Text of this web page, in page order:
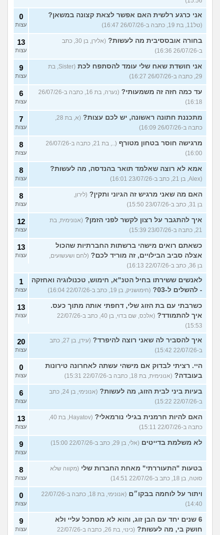
אני כרגע רלשית האם אפשר לצאת קצונה במשאן?
(טל11, בת 19, כתבה ב-26/07/26 16:47)
0
עצות
בחורה אובססיבית מה לעשות?
(אלירן, בן 30, כתב
ב-26/07/26 16:36)
13
עצות
אני חושדת שאח שלי עומד להסתפח לכת
(Sister, בת
29, כתבה ב-26/07/26 16:27)
9
עצות
עד כמה חזה זה משמעותי?
(נערה, בת 16, כתבה ב-26/07/26
16:18)
6
עצות
מתכננת חתונה ראשונה, יש לכם עצות?
(א, בת 28,
כתבה ב-26/07/26 16:09)
7
עצות
מרגישה חוסר בטחון מטורף
(.., בת 21, כתבה ב-26/07/26
16:00)
8
עצות
אמא לא רוצה שאלמד תואר בהנדסה, מה לעשות?
(Alex, בן 21, כתב ב-23/07/26 16:01)
8
עצות
האם מה שאני מרגיש זה הגיוני ותקין? (לירון,
בן 31, כתב ב-23/07/26 15:50)
8
עצות
איך להתגבר על רצון לקשר לפני הזמן? (אנונימית, בת
21, כתבה ב-23/07/26 15:39)
12
עצות
כשאתם רואים מישהי ברשתות החברתיות שהכול
אצלה סביב הבילויים, זה מוריד לכם? (לחם ושעשועים,
בן 36, כתב ב-22/07/26 16:13)
13
עצות
לאנשים ששירתו בחיל הטנ"א, חימוש, טכנולוגיה ואחזקה
- להשלים ל-03?
(חימושניק, בן 19, כתב ב-22/07/26 16:04)
1
עצות
כשרבתי עם בת הזוג שלי, דחפתי אותה מתוך כעס.
איך להתמודד?
(אלכס, שם בדוי, בן 40, כתב ב-22/07/26
15:53)
13
עצות
איך להסביר לה שאני רוצה להיפרד?
(עידן, בן 27, כתב
ב-22/07/26 15:42)
20
עצות
היי. רציתי לבדוק אם מישהי עשתה לאחרונה טירונות
בעובדה? (אנונימית, בת 18, כתבה ב-22/07/26 15:31)
0
עצות
בעיות ביני לבית הזוג, מה לעשות?
(אנונימי, בן 24, כתב
ב-22/07/26 15:22)
6
עצות
האם להיות חרמנית בגילי נורמאלי?
(Hayatov, בת 40,
כתבה ב-22/07/26 15:11)
13
עצות
לא משלמת בדייטים (אלי, בן 29, כתב ב-22/07/26 15:00) 9
עצות
בטעות "התעוררתי" מאחת החברות שלי (מקווה שלא
סוטה, בן 18, כתב ב-22/07/26 14:51)
8
עצות
ויתור על לוחמה בבקו״ם
(אנונימי, בת 18, כתבה ב-22/07/26
14:40)
0
עצות
6 שנים יחד עם הבן זוג, והוא לא מסתכל עליי ולא
חושק בי, מה לעשות?
(כינוי, בת 26, כתבה ב-22/07/26
9
עצות